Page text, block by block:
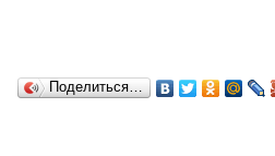
Поделиться…